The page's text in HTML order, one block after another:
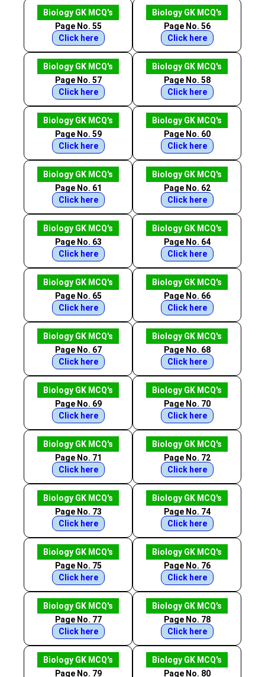
Biology GK MCQ's
Page No. 55
Click here
Biology GK MCQ's
Page No. 56
Click here
Biology GK MCQ's
Page No. 57
Click here
Biology GK MCQ's
Page No. 58
Click here
Biology GK MCQ's
Page No. 59
Click here
Biology GK MCQ's
Page No. 60
Click here
Biology GK MCQ's
Page No. 61
Click here
Biology GK MCQ's
Page No. 62
Click here
Biology GK MCQ's
Page No. 63
Click here
Biology GK MCQ's
Page No. 64
Click here
Biology GK MCQ's
Page No. 65
Click here
Biology GK MCQ's
Page No. 66
Click here
Biology GK MCQ's
Page No. 67
Click here
Biology GK MCQ's
Page No. 68
Click here
Biology GK MCQ's
Page No. 69
Click here
Biology GK MCQ's
Page No. 70
Click here
Biology GK MCQ's
Page No. 71
Click here
Biology GK MCQ's
Page No. 72
Click here
Biology GK MCQ's
Page No. 73
Click here
Biology GK MCQ's
Page No. 74
Click here
Biology GK MCQ's
Page No. 75
Click here
Biology GK MCQ's
Page No. 76
Click here
Biology GK MCQ's
Page No. 77
Click here
Biology GK MCQ's
Page No. 78
Click here
Biology GK MCQ's
Page No. 79
Biology GK MCQ's
Page No. 80